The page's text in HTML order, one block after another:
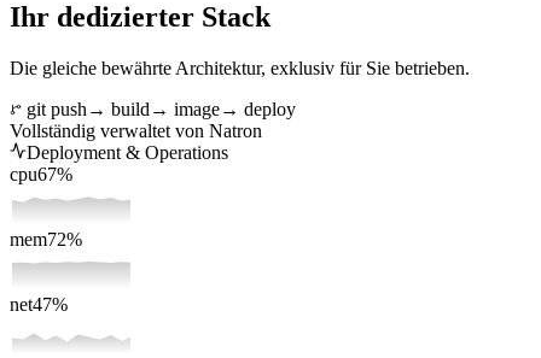
Ihr dedizierter Stack
Die gleiche bewährte Architektur, exklusiv für Sie betrieben.
git push → build → image→ deploy
Vollständig verwaltet von Natron
Deployment & Operations
cpu67%
mem72%
net47%